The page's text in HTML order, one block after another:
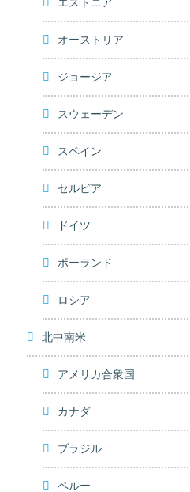
オーストリア
ジョージア
スウェーデン
スペイン
セルビア
ドイツ
ポーランド
ロシア
北中南米
アメリカ合衆国
カナダ
ブラジル
ペルー